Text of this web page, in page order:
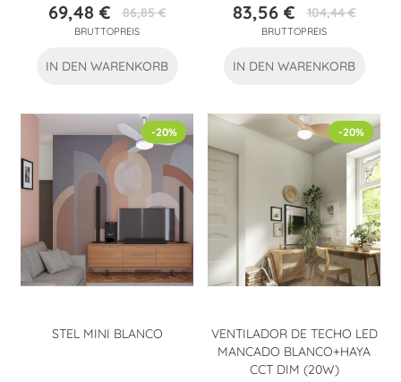
Preis
69,48 €Verkaufspreis
86,85 €
BRUTTOPREIS
IN DEN WARENKORB
Preis
83,56 €Verkaufspreis
104,44 €
BRUTTOPREIS
IN DEN WARENKORB
STEL MINI BLANCO
-20%
VENTILADOR DE TECHO LED
MANCADO BLANCO+HAYA
CCT DIM (20W)
-20%